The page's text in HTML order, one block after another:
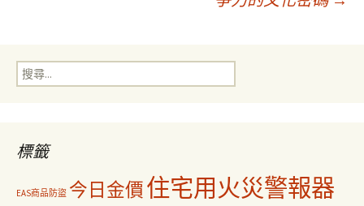
覽
搜
尋
標籤
EAS商品防盜 今日金價住宅用火災警報器